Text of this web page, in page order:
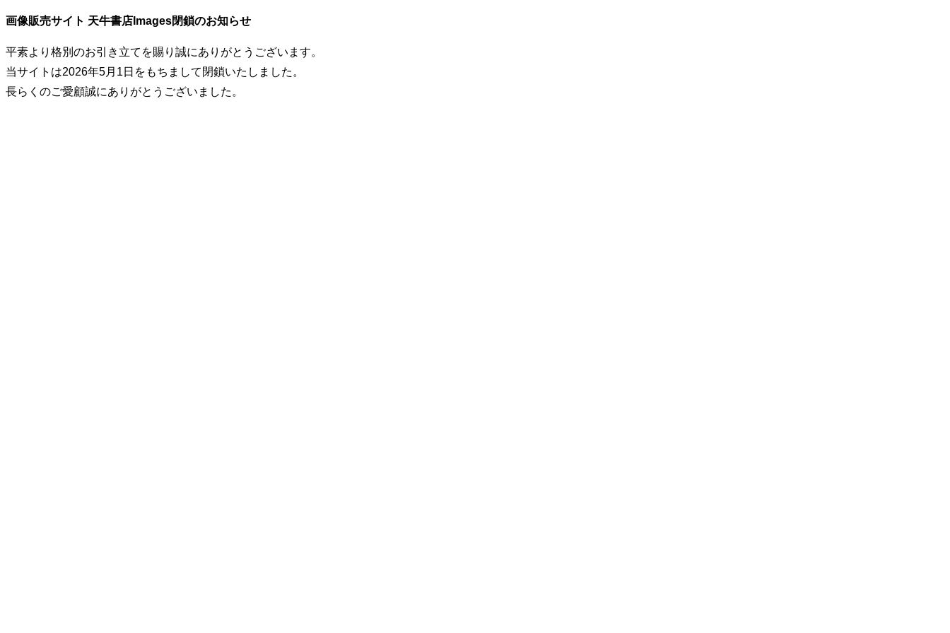
画像販売サイト 天牛書店Images閉鎖のお知らせ
平素より格別のお引き立てを賜り誠にありがとうございます。
当サイトは2026年5月1日をもちまして閉鎖いたしました。
長らくのご愛顧誠にありがとうございました。